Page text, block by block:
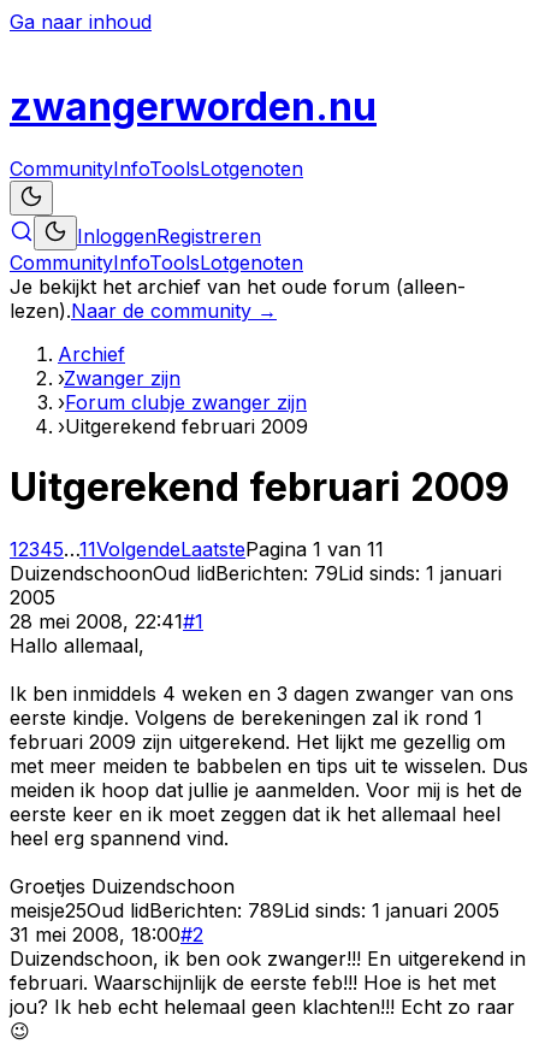
Ga naar inhoud
zwangerworden.nu
CommunityInfoToolsLotgenoten
InloggenRegistreren
CommunityInfoToolsLotgenoten
Je bekijkt het archief van het oude forum (alleen-
lezen).Naar de community →
Archief
›Zwanger zijn
›Forum clubje zwanger zijn
›Uitgerekend februari 2009
Uitgerekend februari 2009
12345…11VolgendeLaatstePagina 1 van 11
DuizendschoonOud lidBerichten: 79Lid sinds: 1 januari
2005
28 mei 2008, 22:41#1
Hallo allemaal,
Ik ben inmiddels 4 weken en 3 dagen zwanger van ons
eerste kindje. Volgens de berekeningen zal ik rond 1
februari 2009 zijn uitgerekend. Het lijkt me gezellig om
met meer meiden te babbelen en tips uit te wisselen. Dus
meiden ik hoop dat jullie je aanmelden. Voor mij is het de
eerste keer en ik moet zeggen dat ik het allemaal heel
heel erg spannend vind.
Groetjes Duizendschoon
meisje25Oud lidBerichten: 789Lid sinds: 1 januari 2005
31 mei 2008, 18:00#2
Duizendschoon, ik ben ook zwanger!!! En uitgerekend in
februari. Waarschijnlijk de eerste feb!!! Hoe is het met
jou? Ik heb echt helemaal geen klachten!!! Echt zo raar
😉